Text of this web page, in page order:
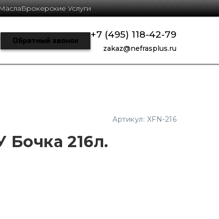
Брокерские Услуги
+7 (495) 118-42-79
zakaz@nefrasplus.ru
Обратный звонок
Артикул: XFN-216
Бочка 216л.